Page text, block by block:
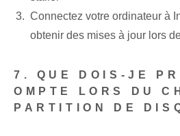
Connectez votre ordinateur à
obtenir des mises à jour lors
7. ‍QUE DOIS-JE
OMPTE LORS DU
PARTITION DE